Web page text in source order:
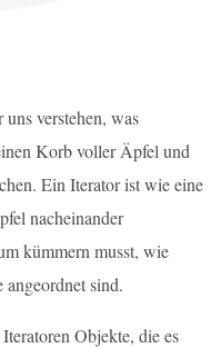
verstehen, was
Korb voller Äpfel und
Ein Iterator ist wie eine
nacheinander
kümmern musst, wie
sind.
Objekte, die es